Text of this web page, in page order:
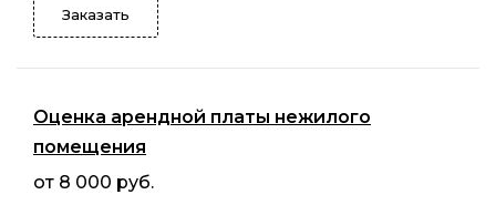
Заказать
Оценка арендной платы нежилого
помещения
от 8 000 руб.